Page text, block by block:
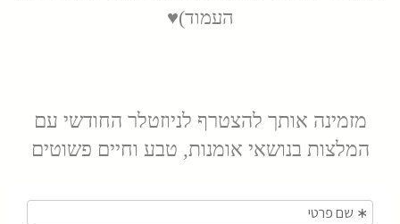
העמוד)♥
מזמינה אותך להצטרף לניוזטלר החודשי עם
המלצות בנושאי אומנות, טבע וחיים פשוטים